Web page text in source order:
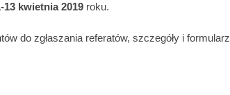
13 kwietnia 2019 roku.
do zgłaszania referatów, szczegóły i formularz